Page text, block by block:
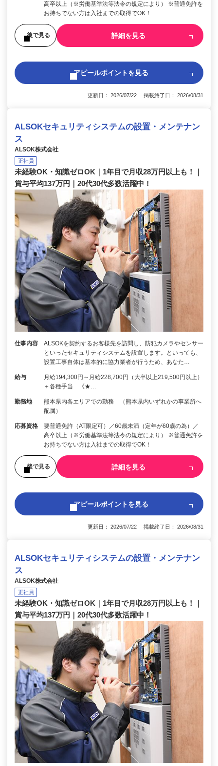
高卒以上（※労働基準法等法令の規定により） ※普通免許を
お持ちでない方は入社までの取得でOK！
後で見る 詳細を見る
アピールポイントを見る
更新日： 2026/07/22 掲載終了日： 2026/08/31
ALSOKセキュリティシステムの設置・メンテナン
ス
ALSOK株式会社
正社員
未経験OK・知識ゼロOK｜1年目で月収28万円以上も！｜
賞与平均137万円｜20代30代多数活躍中！
仕事内容
ALSOKを契約するお客様先を訪問し、防犯カメラやセンサー
といったセキュリティシステムを設置します。といっても、
設置工事自体は基本的に協力業者が行うため、あなた…
給与
月給194,300円～月給228,700円（大卒以上219,500円以上）
＋各種手当 《★…
勤務地
熊本県内各エリアでの勤務 （熊本県内いずれかの事業所へ
配属）
応募資格
要普通免許（AT限定可）／60歳未満（定年が60歳の為）／
高卒以上（※労働基準法等法令の規定により） ※普通免許を
お持ちでない方は入社までの取得でOK！
後で見る 詳細を見る
アピールポイントを見る
更新日： 2026/07/22 掲載終了日： 2026/08/31
ALSOKセキュリティシステムの設置・メンテナン
ス
ALSOK株式会社
正社員
未経験OK・知識ゼロOK｜1年目で月収28万円以上も！｜
賞与平均137万円｜20代30代多数活躍中！